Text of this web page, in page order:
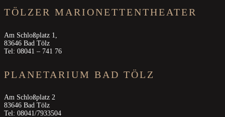
TÖLZER MARIONETTENTHEATER
Am Schloßplatz 1,
83646 Bad Tölz
Tel: 08041 – 741 76
PLANETARIUM BAD TÖLZ
Am Schloßplatz 2
83646 Bad Tölz
Tel: 08041/7933504